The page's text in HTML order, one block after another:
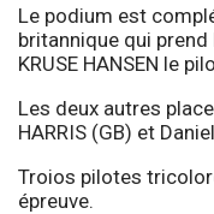
Le podium est
britannique qui
KRUSE HANSEN le
Les deux autres
HARRIS (GB) et
Troios pilotes
épreuve.